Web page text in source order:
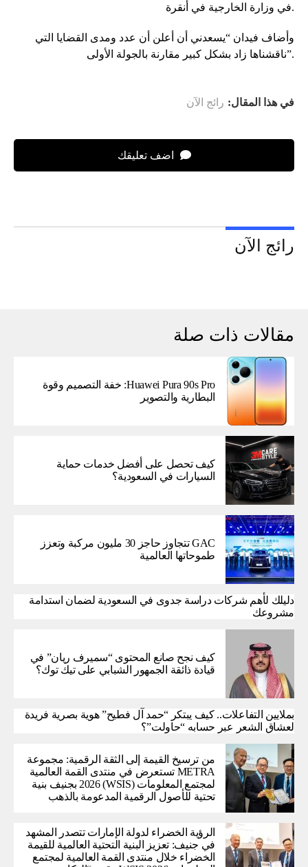
في وزارة الخارجية في أنقرة.
وأضاف فيدان “يسعدني أن أعلن أن عدد ومدى القضايا التي
ناقشناها زاد بشكل كبير مقارنة بالجولة الأولى”.
في هذا المقال: رائج الآن
اضف تعليقك
رائج الآن
مقالات ذات صلة
Huawei Pura 90s Pro: خفة التصميم وقوة
البطارية والتصوير
كيف تحصل على أفضل خدمات حماية
السيارات في السعودية؟
GAC تتجاوز حاجز 30 مليون مركبة وتعزز
طموحاتها العالمية
دليلك لأهم شركات دراسة جدوى في السعودية لضمان استدامة
مشروعك
كيف نجح صانع المحتوى “سميرف ريان” في
قيادة ذائقة الجمهور الشبابي على تيك توك؟
بملايين التفاعلات.. كيف يبتكر “حمد آل فطيح” هوية بصرية فريدة
لعشاق الشعر عبر حسابه “حاولت”؟
من ترسيخ القيمة إلى الثقة الرقمية: مجموعة
METRA تستعرض في منتدى القمة العالمية
لمجتمع المعلومات (WSIS) 2026 بجنيف بنية
تحتية للأصول الرقمية المدعومة بالذهب
الرؤية الخضراء لدولة الإمارات تتصدر المشهد
في جنيف: تعزيز البنية التحتية العالمية للقيمة
الخضراء خلال منتدى القمة العالمية لمجتمع